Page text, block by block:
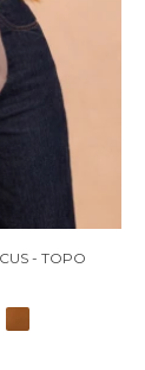
- TOPO